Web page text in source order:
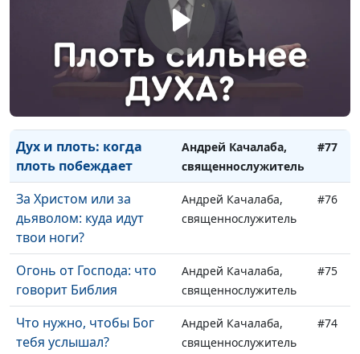
священнослужитель
Священные одежды
Божьих священников
Андрей Качалаба,
священнослужитель
«Страсти Христовы»
Андрей Качалаба,
священнослужитель
Дух и плоть: когда
плоть побеждает
Андрей Качалаба,
священнослужитель
#77
За Христом или за
дьяволом: куда идут
твои ноги?
Андрей Качалаба,
священнослужитель
#76
Огонь от Господа: что
говорит Библия
Андрей Качалаба,
священнослужитель
#75
Что нужно, чтобы Бог
тебя услышал?
Андрей Качалаба,
священнослужитель
#74